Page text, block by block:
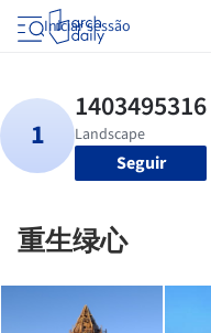
Iniciar sessão
Seguir
重生绿心